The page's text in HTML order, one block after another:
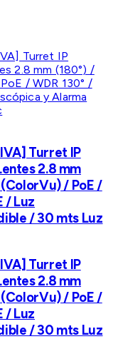
Turret IP
2.8 mm
/ PoE /
/ Luz
/ 30 mts Luz
Turret IP
2.8 mm
/ PoE /
/ Luz
/ 30 mts Luz